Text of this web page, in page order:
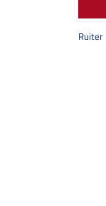
Ruiter